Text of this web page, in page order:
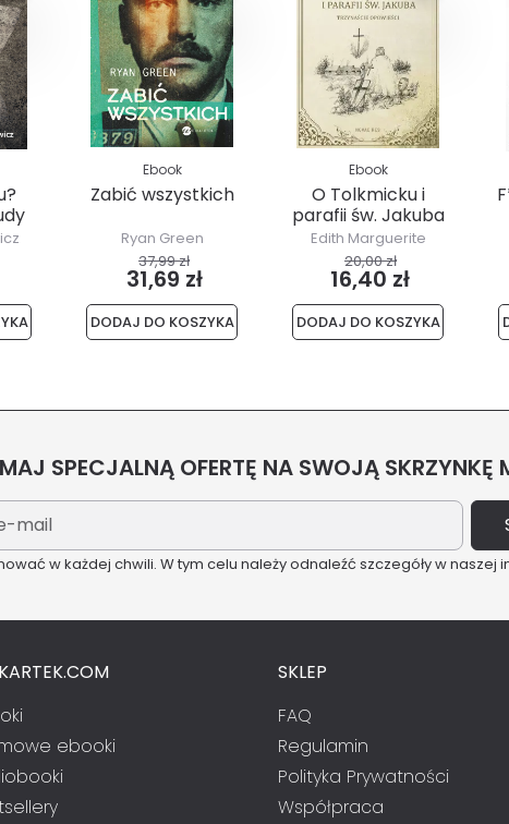
Ebook
Zabić wszystkich
Ryan Green
37,99 zł
31,69 zł
DODAJ DO KOSZYKA
Ebook
O Tolkmicku i
parafii św. Jakuba
- trzynaście...
Edith Marguerite
Jurkiewicz-Pilska
20,00 zł
16,40 zł
DODAJ DO KOSZYKA
SPECJALNĄ OFERTĘ NA SWOJĄ SKRZYNKĘ
w każdej chwili. W tym celu należy odnaleźć szczegóły w naszej
ebooki
SKLEP
FAQ
Regulamin
Polityka Prywatności
Współpraca